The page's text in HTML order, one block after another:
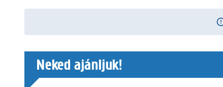
Neked ajánljuk!